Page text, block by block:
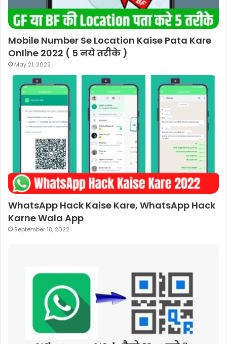
Mobile Number Se Location Kaise Pata Kare
Online 2022 ( 5 नये तरीके )
May 21, 2022
WhatsApp Hack Kaise Kare, WhatsApp Hack
Karne Wala App
September 18, 2022